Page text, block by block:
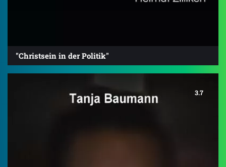
"Christsein in der Politik"
3.7